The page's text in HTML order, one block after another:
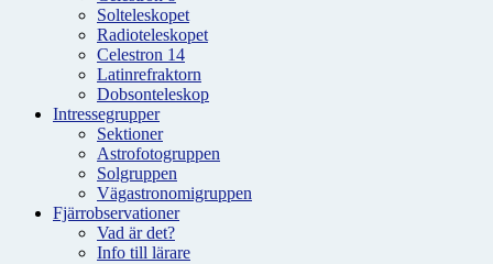
Solteleskopet
Radioteleskopet
Celestron 14
Latinrefraktorn
Dobsonteleskop
Intressegrupper
Sektioner
Astrofotogruppen
Solgruppen
Vägastronomigruppen
Fjärrobservationer
Vad är det?
Info till lärare